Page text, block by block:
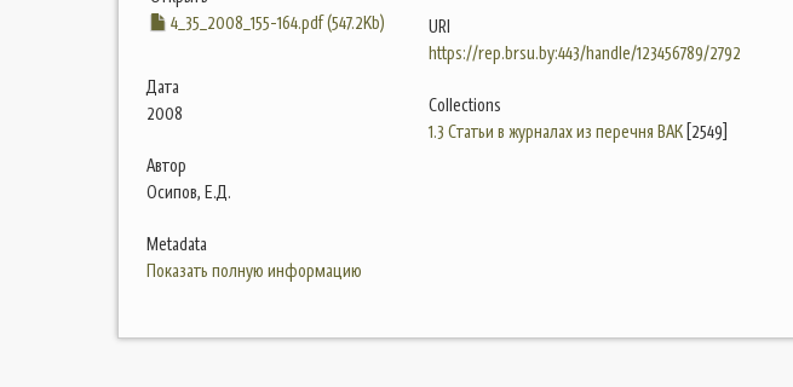
4_35_2008_155-164.pdf (547.2Kb)
Дата
2008
Автор
Осипов, Е.Д.
Metadata
Показать полную информацию
URI
https://rep.brsu.by:443/handle/123456789/2792
Collections
1.3 Статьи в журналах из перечня ВАК[2549]